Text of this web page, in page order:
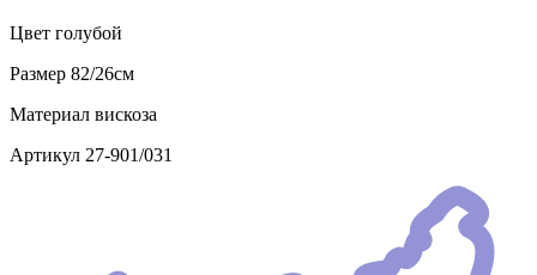
Цвет голубой
Размер 82/26см
Материал вискоза
Артикул 27-901/031